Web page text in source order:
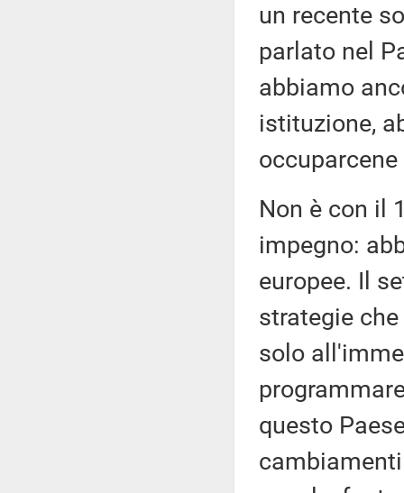
un recente
parlato nel
abbiamo
istituzione,
Non è con il
impegno:
europee. Il
strategie
solo
questo